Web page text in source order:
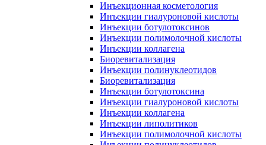
Инъекционная косметология
Инъекции гиалуроновой кислоты
Инъекции ботулотоксинов
Инъекции полимолочной кислоты
Инъекции коллагена
Биоревитализация
Инъекции полинуклеотидов
Биоревитализация
Инъекции ботулотоксина
Инъекции гиалуроновой кислоты
Инъекции коллагена
Инъекции липолитиков
Инъекции полимолочной кислоты